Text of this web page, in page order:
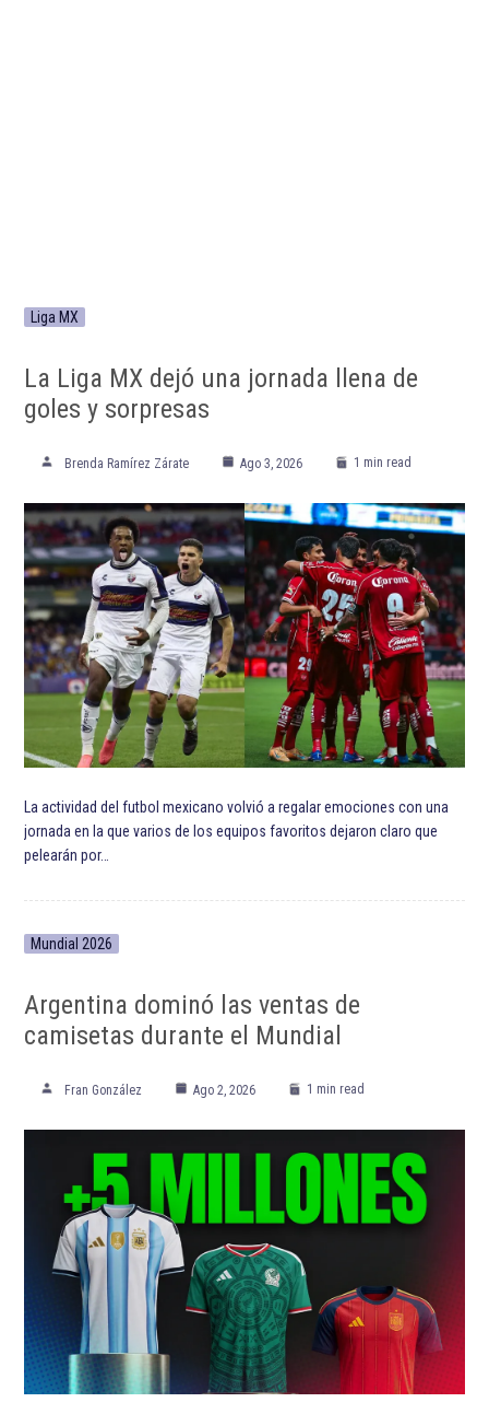
Liga MX
La Liga MX dejó una jornada llena de
goles y sorpresas
Brenda Ramírez Zárate Ago 3, 2026 1 min read
La actividad del futbol mexicano volvió a regalar emociones con una
jornada en la que varios de los equipos favoritos dejaron claro que
pelearán por…
Mundial 2026
Argentina dominó las ventas de
camisetas durante el Mundial
Fran González Ago 2, 2026 1 min read